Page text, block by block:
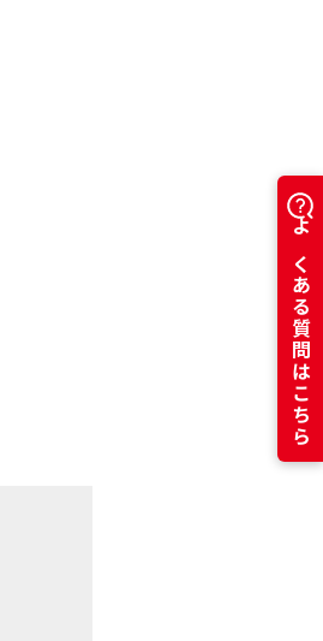
よくある質問はこちら